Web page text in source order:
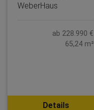
WeberHaus
ab 228.990 €
65,24 m²
Details